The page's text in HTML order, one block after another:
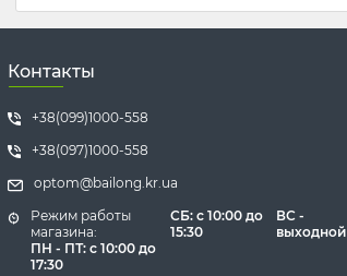
Контакты
+38(099)1000-558
+38(097)1000-558
optom@bailong.kr.ua
Режим работы
магазина:
ПН - ПТ: с 10:00 до
17:30
СБ: с 10:00 до
15:30
ВС -
выходной